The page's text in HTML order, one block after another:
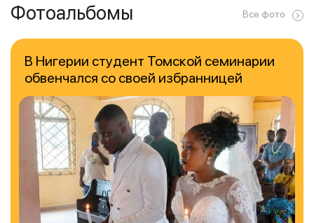
Фотоальбомы Все фото
В Нигерии студент Томской семинарии
обвенчался со своей избранницей